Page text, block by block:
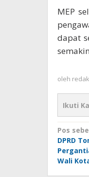
MEP
dapat
oleh
Ikuti
pos
Pos
DPRD
Wali